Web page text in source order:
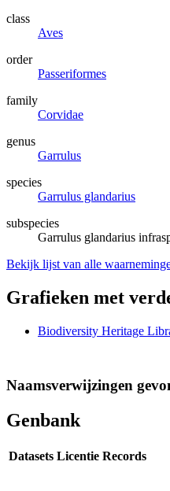
class
Aves
order
Passeriformes
family
Corvidae
genus
Garrulus
species
Garrulus glandarius
subspecies
Garrulus glandarius
Bekijk lijst van alle
Grafieken met
Biodiversity Heritage
Naamsverwijzingen
Genbank
Datasets Licentie Records